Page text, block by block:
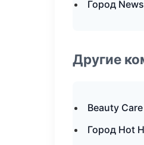
Город
Другие
Beauty
Город Hot